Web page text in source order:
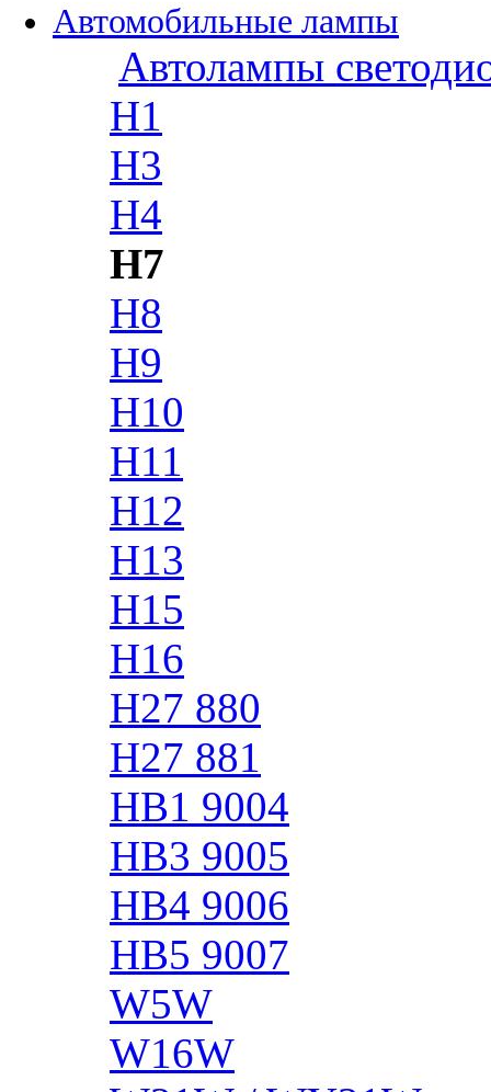
Автомобильные лампы
Автолампы
H1
H3
H4
H7
H8
H9
H10
H11
H12
H13
H15
H16
H27 880
H27 881
HB1 9004
HB3 9005
HB4 9006
HB5 9007
W5W
W16W